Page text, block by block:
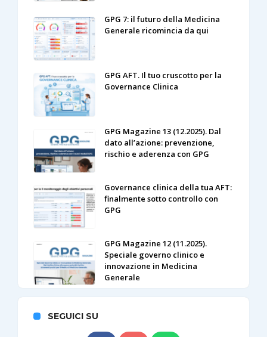
GPG 7: il futuro della Medicina
Generale ricomincia da qui
GPG AFT. Il tuo cruscotto per la
Governance Clinica
GPG Magazine 13 (12.2025). Dal
dato all’azione: prevenzione,
rischio e aderenza con GPG
Governance clinica della tua AFT:
finalmente sotto controllo con
GPG
GPG Magazine 12 (11.2025).
Speciale governo clinico e
innovazione in Medicina
Generale
SEGUICI SU